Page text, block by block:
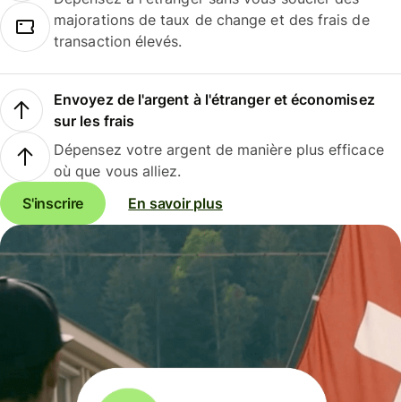
majorations de taux de change et des frais de
transaction élevés.
Envoyez de l'argent à l'étranger et économisez
sur les frais
Dépensez votre argent de manière plus efficace
où que vous alliez.
S'inscrire
En savoir plus